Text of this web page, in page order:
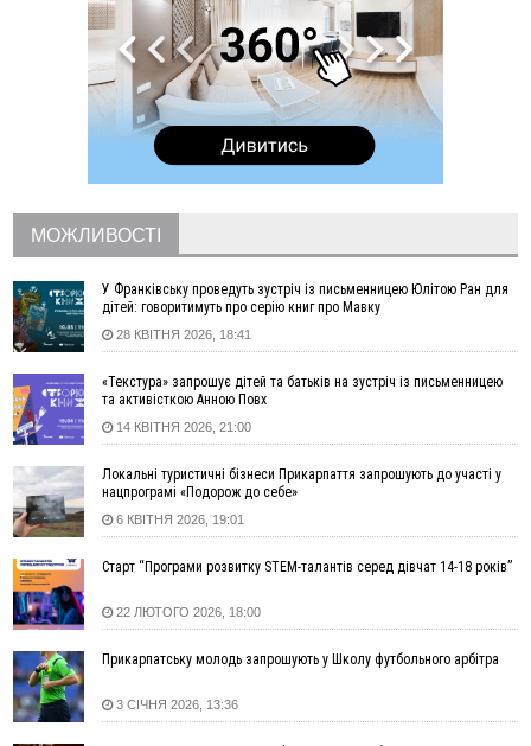
рекордсмен за зростанням цін на житло
Де безпечно купатися на Прикарпатті?
У Франківську дружина загиблого воїна створила
організацію «КОД 7'Я», аби підтримувати військових та їхні
У Коломиї на одній з вулиць встановлять комплекс
автоматичної фіксації швидкості
15:00
На Закарпатті викрили масштабну схему незаконного
виключення військовозобов’язаних з обліку
14:31
«Багато питань буде знято». На громадських слуханнях в
Яремче обговорили, як вирішити питання джипінгу в
Карпатах
13:30
ФОТО На Надрічній тривають останні приготування до
нового руху
12:57
У Франківську зафіксували найбільшу спеку за всю історію
спостережень
12:24
Лікування наркоманії Київ: чому важливо розпочати
терапію якомога раніше
тисяч гривень у валюті, засудили до 5 років
11:50
Податкова передасть в Міноборони для "Оберегу" дані про
чоловіків 18–60 років
11:20
Водійка, яку на Сухомлинського побив інший керманич,
відмовилася від обвинувачення — справу закрили
10:45
У Франківську, Коломиї, Долині та Яремче 6 серпня
МОЖЛИВОСТІ
У Франківську проведуть зустріч із письменницею Юлітою Ран для
дітей: говоритимуть про серію книг про Мавку
28 КВІТНЯ 2026, 18:41
«Текстура» запрошує дітей та батьків на зустріч із письменницею
та активісткою Анною Повх
14 КВІТНЯ 2026, 21:00
Локальні туристичні бізнеси Прикарпаття запрошують до участі у
нацпрограмі «Подорож до себе»
6 КВІТНЯ 2026, 19:01
Старт “Програми розвитку STEM-талантів серед дівчат 14-18 років”
22 ЛЮТОГО 2026, 18:00
Прикарпатську молодь запрошують у Школу футбольного арбітра
3 СІЧНЯ 2026, 13:36